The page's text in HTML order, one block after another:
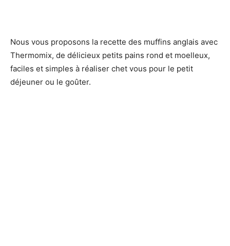
Nous vous proposons la recette des muffins anglais avec
Thermomix, de délicieux petits pains rond et moelleux,
faciles et simples à réaliser chet vous pour le petit
déjeuner ou le goûter.